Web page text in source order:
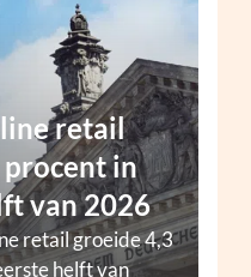
retail
in
van 2026
retail groeide 4,3
helft van